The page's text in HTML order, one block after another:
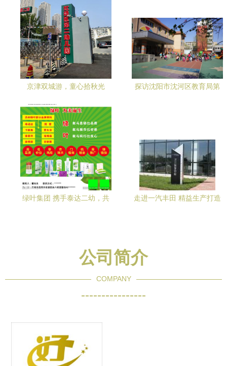
京津双城游，童心拾秋光
之旅
探访沈阳市沈河区教育局第
绿叶集团 携手泰达二幼，共
走进一汽丰田 精益生产打造
公司简介
COMPANY
----------------